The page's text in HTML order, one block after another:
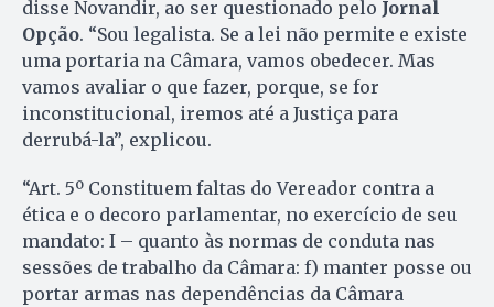
disse Novandir, ao ser questionado pelo Jornal
Opção. “Sou legalista. Se a lei não permite e existe
uma portaria na Câmara, vamos obedecer. Mas
vamos avaliar o que fazer, porque, se for
inconstitucional, iremos até a Justiça para
derrubá-la”, explicou.
“Art. 5º Constituem faltas do Vereador contra a
ética e o decoro parlamentar, no exercício de seu
mandato: I – quanto às normas de conduta nas
sessões de trabalho da Câmara: f) manter posse ou
portar armas nas dependências da Câmara